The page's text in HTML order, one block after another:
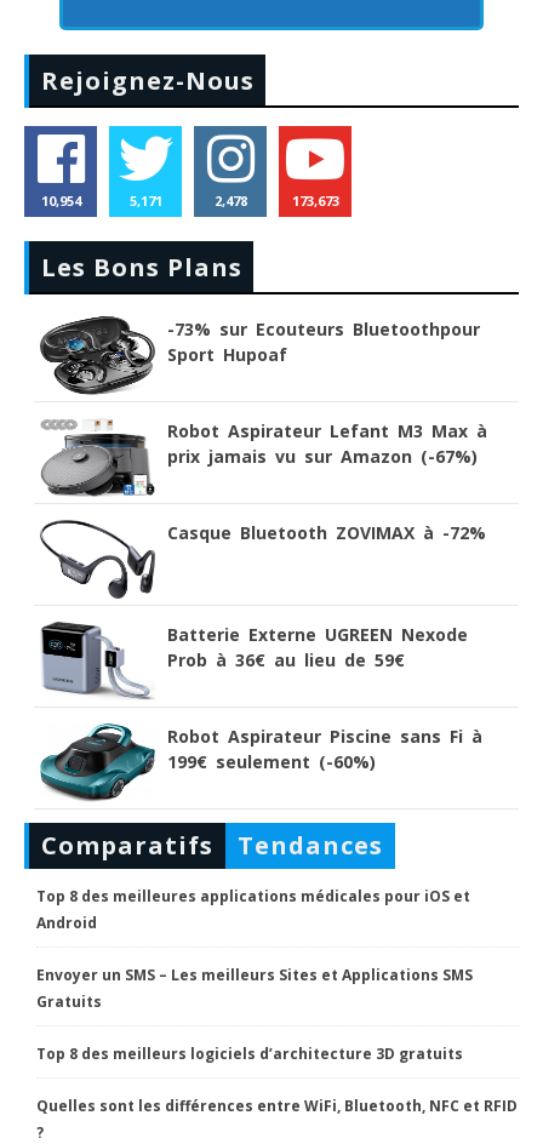
Rejoignez-Nous
10,954 5,171 2,478 173,673
Les Bons Plans
-73% sur Ecouteurs Bluetoothpour
Sport Hupoaf
Robot Aspirateur Lefant M3 Max à
prix jamais vu sur Amazon (-67%)
Casque Bluetooth ZOVIMAX à -72%
Batterie Externe UGREEN Nexode
Prob à 36€ au lieu de 59€
Robot Aspirateur Piscine sans Fi à
199€ seulement (-60%)
Comparatifs Tendances
Top 8 des meilleures applications médicales pour iOS et
Android
Envoyer un SMS – Les meilleurs Sites et Applications SMS
Gratuits
Top 8 des meilleurs logiciels d’architecture 3D gratuits
Quelles sont les différences entre WiFi, Bluetooth, NFC et RFID
?